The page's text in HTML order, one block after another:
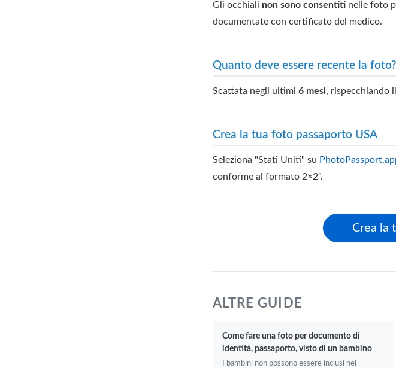
Gli occhiali non sono consentitinelle foto
documentate con certificato del medico.
Quanto deve essere recente la foto?
Scattata negli ultimi 6 mesi, rispecchiando
Crea la tua foto passaporto USA
Seleziona "Stati Uniti" su
conforme al formato 2×2".
Crea la
ALTRE GUIDE
Come fare una foto per documento di
identità, passaporto, visto di un bambino
I bambini non possono essere inclusi nel